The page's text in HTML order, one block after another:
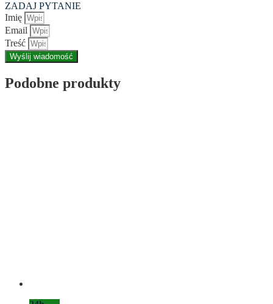
ZADAJ PYTANIE
Imię
Email
Treść
Wyślij wiadomość
Podobne produkty